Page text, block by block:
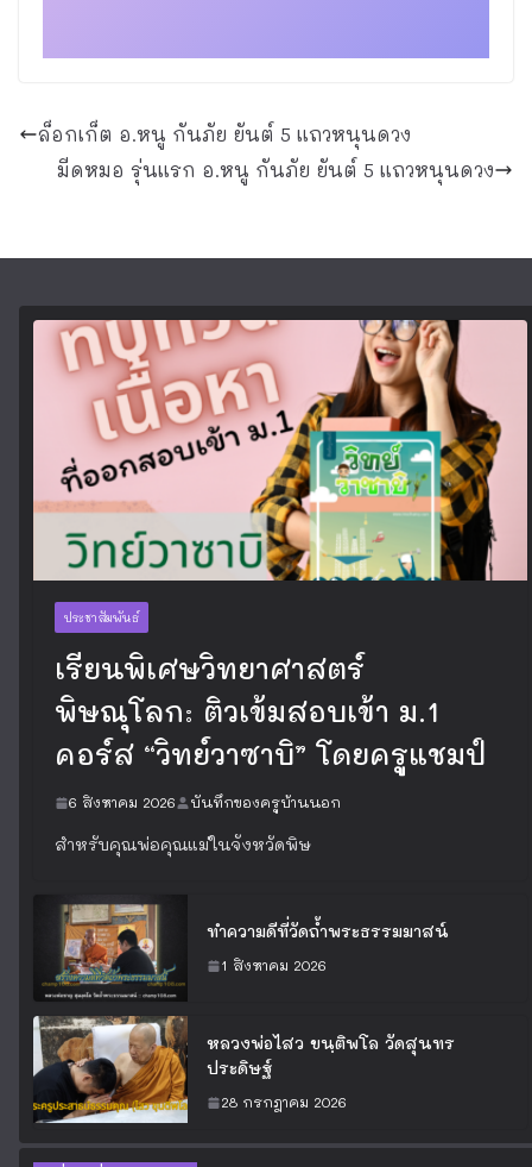
ล็อกเก็ต อ.หนู กันภัย ยันต์ 5 แถวหนุนดวง
มีดหมอ รุ่นแรก อ.หนู กันภัย ยันต์ 5 แถวหนุนดวง
ประชาสัมพันธ์
เรียนพิเศษวิทยาศาสตร์
พิษณุโลก: ติวเข้มสอบเข้า ม.1
คอร์ส “วิทย์วาซาบิ” โดยครูแชมป์
6 สิงหาคม 2026 บันทึกของครูบ้านนอก
สำหรับคุณพ่อคุณแม่ในจังหวัดพิษ
ทำความดีที่วัดถ้ำพระธรรมมาสน์
1 สิงหาคม 2026
หลวงพ่อไสว ขนฺติพโล วัดสุนทร
ประดิษฐ์
28 กรกฎาคม 2026